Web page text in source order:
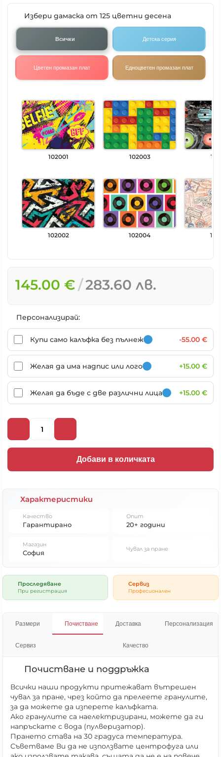
Избери дамаска от 125 цветни десена
Всички Детска серия
Цветен промазан плат Едноцветен промазан плат
102001
102002
102003
102004
145.00 € 283.60 лв.
Персонализирай:
Купи само калъфка без пълнеж -55.00 €
Желая да има надпис или лого +15.00 €
Желая да бъде с две различни лица +15.00 €
Добави в количката
Характеристики
Качество
Гарантирано
Опит
20+ години
Магазин
София Чувал за пране
Проследяване
При регистрация
Сервиз
Професионален
Размери Почистване Доставка Персонализация
Сервиз Качество
Почистване и поддръжка
Всички наши продукти притежават вътрешен
чувал за пране, чрез който да прелеете гранулите,
за да можете да изперете калъфката.
Ако гранулите са наелектризирани, можете да ги
напръскате с вода (пулверизатор).
Прането става на 30 градуса температура.
Съветваме Ви да не използвате центрофуга или